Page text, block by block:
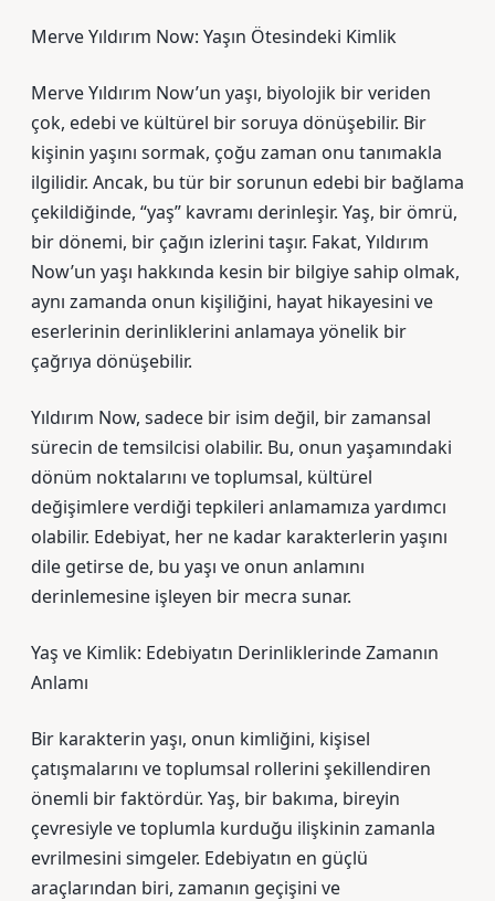
Merve Yıldırım Now: Yaşın Ötesindeki Kimlik
Merve Yıldırım Now’un yaşı, biyolojik bir veriden
çok, edebi ve kültürel bir soruya dönüşebilir. Bir
kişinin yaşını sormak, çoğu zaman onu tanımakla
ilgilidir. Ancak, bu tür bir sorunun edebi bir bağlama
çekildiğinde, “yaş” kavramı derinleşir. Yaş, bir ömrü,
bir dönemi, bir çağın izlerini taşır. Fakat, Yıldırım
Now’un yaşı hakkında kesin bir bilgiye sahip olmak,
aynı zamanda onun kişiliğini, hayat hikayesini ve
eserlerinin derinliklerini anlamaya yönelik bir
çağrıya dönüşebilir.
Yıldırım Now, sadece bir isim değil, bir zamansal
sürecin de temsilcisi olabilir. Bu, onun yaşamındaki
dönüm noktalarını ve toplumsal, kültürel
değişimlere verdiği tepkileri anlamamıza yardımcı
olabilir. Edebiyat, her ne kadar karakterlerin yaşını
dile getirse de, bu yaşı ve onun anlamını
derinlemesine işleyen bir mecra sunar.
Yaş ve Kimlik: Edebiyatın Derinliklerinde Zamanın
Anlamı
Bir karakterin yaşı, onun kimliğini, kişisel
çatışmalarını ve toplumsal rollerini şekillendiren
önemli bir faktördür. Yaş, bir bakıma, bireyin
çevresiyle ve toplumla kurduğu ilişkinin zamanla
evrilmesini simgeler. Edebiyatın en güçlü
araçlarından biri, zamanın geçişini ve